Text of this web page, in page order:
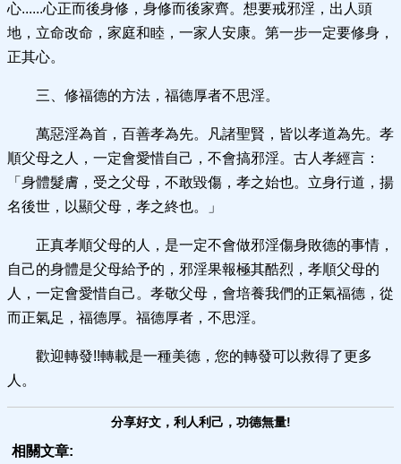
心......心正而後身修，身修而後家齊。想要戒邪淫，出人頭
地，立命改命，家庭和睦，一家人安康。第一步一定要修身，
正其心。
三、修福德的方法，福德厚者不思淫。
萬惡淫為首，百善孝為先。凡諸聖賢，皆以孝道為先。孝
順父母之人，一定會愛惜自己，不會搞邪淫。古人孝經言：
「身體髮膚，受之父母，不敢毀傷，孝之始也。立身行道，揚
名後世，以顯父母，孝之終也。」
正真孝順父母的人，是一定不會做邪淫傷身敗德的事情，
自己的身體是父母給予的，邪淫果報極其酷烈，孝順父母的
人，一定會愛惜自己。孝敬父母，會培養我們的正氣福德，從
而正氣足，福德厚。福德厚者，不思淫。
歡迎轉發!!轉載是一種美德，您的轉發可以救得了更多
人。
分享好文，利人利己，功德無量!
相關文章: